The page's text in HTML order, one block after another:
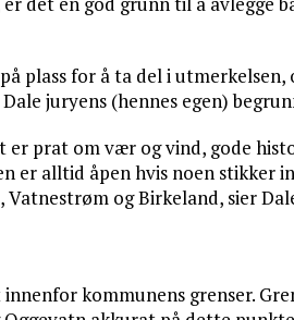
plass for å ta del i
juryens (hennes egen)
er prat om vær og vind, gode
er alltid åpen hvis noen stikker
og Birkeland, sier
kommunens grenser.